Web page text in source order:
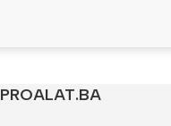
PROALAT.BA